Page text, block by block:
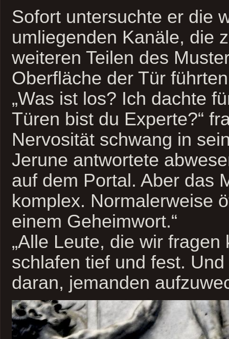
Sofort untersuchte er die
umliegenden Kanäle, die
weiteren Teilen des
Oberfläche der Tür
„Was ist los? Ich dachte
Türen bist du Experte?“
Nervosität schwang in
Jerune antwortete
auf dem Portal. Aber das
komplex. Normalerweise
einem Geheimwort.“
„Alle Leute, die wir fragen
schlafen tief und fest.
daran, jemanden